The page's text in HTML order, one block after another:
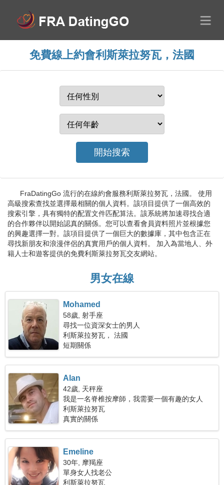
免費線上約會利斯萊拉努瓦，法國
FraDatingGo 流行的在線約會服務利斯萊拉努瓦，法國。 使用
高級搜索查找並選擇最相關的個人資料。該項目提供了一個高效的
搜索引擎，具有獨特的配置文件匹配算法。該系統將加速尋找合適
的合作夥伴以開始認真的關係。您可以查看會員資料照片並根據您
的興趣選擇一對。該項目提供了一個巨大的數據庫，其中包含正在
尋找新朋友和浪漫伴侶的真實用戶的個人資料。 加入為當地人、外
籍人士和遊客提供的免費利斯萊拉努瓦交友網站。
男女在線
Mohamed
58歲, 射手座
尋找一位資深女士的男人
利斯萊拉努瓦， 法國
短期關係
Alan
42歲, 天秤座
我是一名脊椎按摩師，我需要一個有趣的女人
利斯萊拉努瓦
真實的關係
Emeline
30年, 摩羯座
單身女人找老公
利斯萊拉努瓦